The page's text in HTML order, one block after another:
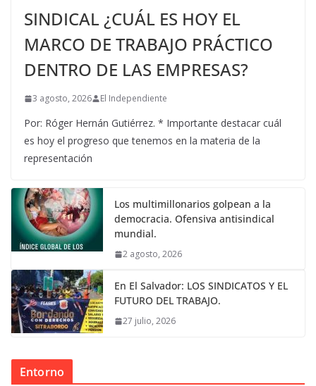
SINDICAL ¿CUÁL ES HOY EL
MARCO DE TRABAJO PRÁCTICO
DENTRO DE LAS EMPRESAS?
3 agosto, 2026 El Independiente
Por: Róger Hernán Gutiérrez. * Importante destacar cuál
es hoy el progreso que tenemos en la materia de la
representación
Los multimillonarios golpean a la
democracia. Ofensiva antisindical
mundial.
2 agosto, 2026
En El Salvador: LOS SINDICATOS Y EL
FUTURO DEL TRABAJO.
27 julio, 2026
Entorno